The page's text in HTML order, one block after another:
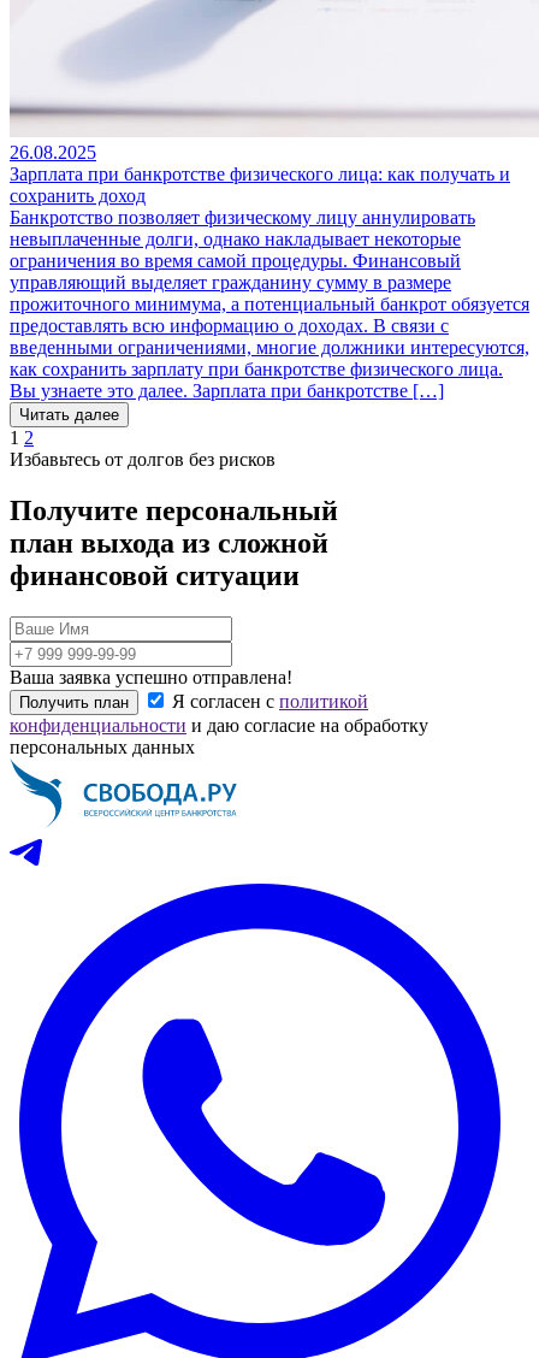
26.08.2025
Зарплата при банкротстве физического лица: как получать и
сохранить доход
Банкротство позволяет физическому лицу аннулировать
невыплаченные долги, однако накладывает некоторые
ограничения во время самой процедуры. Финансовый
управляющий выделяет гражданину сумму в размере
прожиточного минимума, а потенциальный банкрот обязуется
предоставлять всю информацию о доходах. В связи с
введенными ограничениями, многие должники интересуются,
как сохранить зарплату при банкротстве физического лица.
Вы узнаете это далее. Зарплата при банкротстве […]
Читать далее
1 2
Избавьтесь от долгов без рисков
Получите персональный
план выхода из сложной
финансовой ситуации
Ваша заявка успешно отправлена!
Получить план Я согласен с политикой
конфиденциальности и даю согласие на обработку
персональных данных